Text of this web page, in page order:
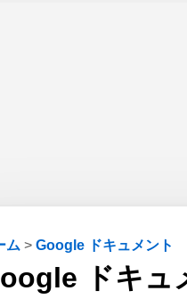
ム > Google ドキュメント
ドキュ